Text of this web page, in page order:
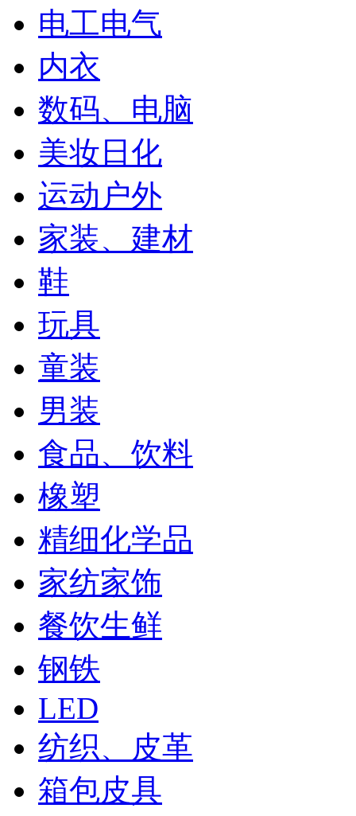
电工电气
内衣
数码、电脑
美妆日化
运动户外
家装、建材
鞋
玩具
童装
男装
食品、饮料
橡塑
精细化学品
家纺家饰
餐饮生鲜
钢铁
LED
纺织、皮革
箱包皮具